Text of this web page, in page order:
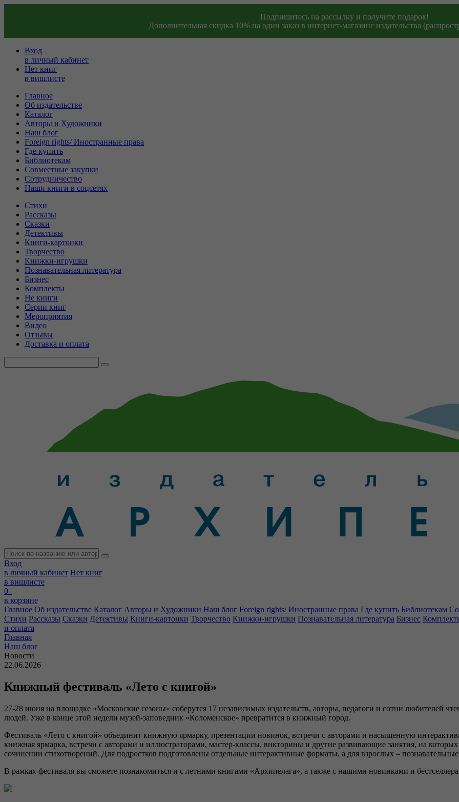
Подпишитесь на рассылку и получите подарок!
Дополнительная скидка 10% на один заказ в интернет-магазине издательства
Вход
в личный кабинет
Нет книг
в вишлисте
Главное
Об издательстве
Каталог
Авторы и Художники
Наш блог
Foreign rights/ Иностранные права
Где купить
Библиотекам
Совместные закупки
Сотрудничество
Наши книги в соцсетях
Стихи
Рассказы
Сказки
Детективы
Книги-картонки
Творчество
Книжки-игрушки
Познавательная литература
Бизнес
Комплекты
Не книги
Серии книг
Мероприятия
Видео
Отзывы
Доставка и оплата
Вход
в личный кабинет Нет книг
в вишлисте
0
в корзине
Главное Об издательстве Каталог Авторы и Художники Наш блог Foreign rights/ Иностранные права Где купить Библиотекам
Стихи Рассказы Сказки Детективы Книги-картонки Творчество Книжки-игрушки Познавательная литература Бизнес
и оплата
Главная
Наш блог
Новости
22.06.2026
Книжный фестиваль «Лето с книгой»
27-28 июня на площадке «Московские сезоны» соберутся 17 независимых издательств, авторы, педагоги и сотни любителей
людей. Уже в конце этой недели музей-заповедник «Коломенское» превратится в книжный город.
Фестиваль «Лето с книгой» объединит книжную ярмарку, презентации новинок, встречи с авторами и насыщенную
книжная ярмарка, встречи с авторами и иллюстраторами, мастер-классы, викторины и другие развивающие занятия, на
сочинении стихотворений. Для подростков подготовлены отдельные интерактивные форматы, а для взрослых –
В рамках фестиваля вы сможете познакомиться и с летними книгами «Архипелага», а также с нашими новинками и